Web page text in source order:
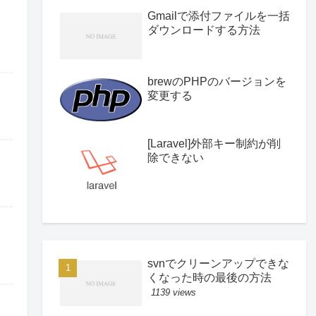
Gmailで添付ファイルを一括
ダウンロードする方法
brewのPHPのバージョンを
変更する
[Laravel]外部キー制約が削
除できない
svnでクリーンアップできな
くなった時の最後の方法
1139 views